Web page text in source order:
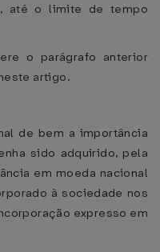
até o limite de tempo
o parágrafo anterior
artigo.
de bem a importância
sido adquirido, pela
em moeda nacional
à sociedade nos
expresso em